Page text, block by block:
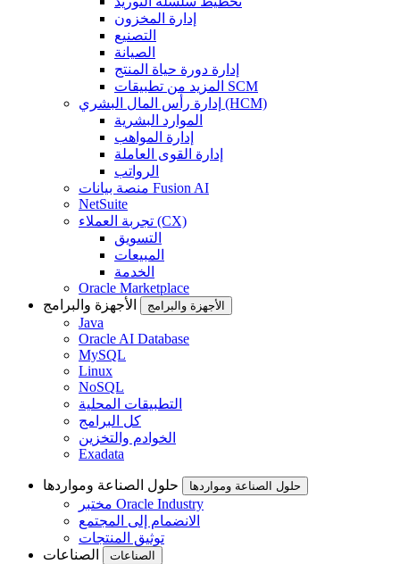
إدارة المخزون
التصنيع
الصيانة
إدارة دورة حياة المنتج
المزيد من تطبيقات SCM
إدارة رأس المال البشري (HCM)
الموارد البشرية
إدارة المواهب
إدارة القوى العاملة
الرواتب
منصة بيانات Fusion AI
NetSuite
تجربة العملاء (CX)
التسويق
المبيعات
الخدمة
Oracle Marketplace
الأجهزة والبرامج
الأجهزة والبرامج
Java
Oracle AI Database
MySQL
Linux
NoSQL
التطبيقات المحلية
كل البرامج
الخوادم والتخزين
Exadata
حلول الصناعة ومواردها حلول الصناعة ومواردها
مختبر Oracle Industry
الانضمام إلى المجتمع
توثيق المنتجات
الصناعات
الصناعات